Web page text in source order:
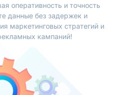
оперативность и точность
данные без задержек и
маркетинговых стратегий и
кампаний!